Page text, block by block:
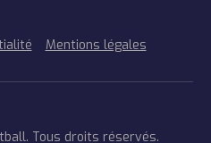
Mentions légales
Tous droits réservés.